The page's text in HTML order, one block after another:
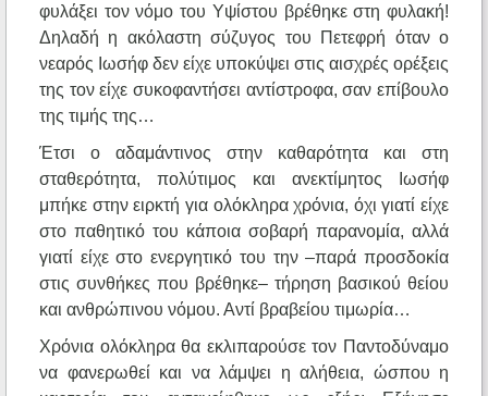
φυλάξει τον νόμο του Υψίστου βρέθηκε στη φυλακή!
Δηλαδή η ακόλαστη σύζυγος του Πετεφρή όταν ο
νεαρός Ιωσήφ δεν είχε υποκύψει στις αισχρές ορέξεις
της τον είχε συκοφαντήσει αντίστροφα, σαν επίβουλο
της τιμής της…
Έτσι ο αδαμάντινος στην καθαρότητα και στη
σταθερότητα, πολύτιμος και ανεκτίμητος Ιωσήφ
μπήκε στην ειρκτή για ολόκληρα χρόνια, όχι γιατί είχε
στο παθητικό του κάποια σοβαρή παρανομία, αλλά
γιατί είχε στο ενεργητικό του την –παρά προσδοκία
στις συνθήκες που βρέθηκε– τήρηση βασικού θείου
και ανθρώπινου νόμου. Αντί βραβείου τιμωρία…
Χρόνια ολόκληρα θα εκλιπαρούσε τον Παντοδύναμο
να φανερωθεί και να λάμψει η αλήθεια, ώσπου η